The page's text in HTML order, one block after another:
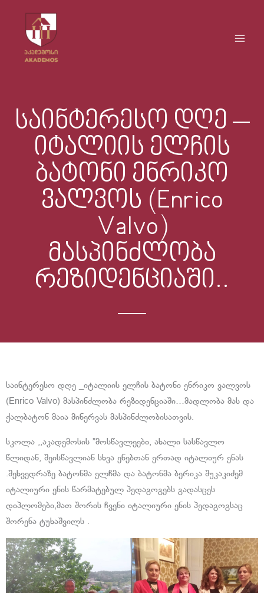
საინტერესო დღე –
იტალიის ელჩის
ბატონი ენრიკო
ვალვოს (Enrico
Valvo)
მასპინძლობა
რეზიდენციაში..
საინტერესო დღე _იტალიის ელჩის ბატონი ენრიკო ვალვოს
(Enrico Valvo) მასპინძლობა რეზიდენციაში…მადლობა მას და
ქალბატონ მაია მინერვას მასპინძლობისათვის.
სკოლა ,,აკადემოსის ”მოსწავლეები, ახალი სასწავლო
წლიდან, შეისწავლიან სხვა ენებთან ერთად იტალიურ ენას
.შეხვედრაზე ბატონმა ელჩმა და ბატონმა ბერიკა შუკაკიძემ
იტალიური ენის წარმატებულ პედაგოგებს გადასცეს
დიპლომები,მათ შორის ჩვენი იტალიური ენის პედაგოგსაც
შორენა ტუხაშვილს .